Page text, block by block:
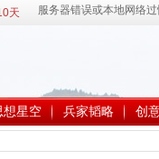
天
想星空 兵家韬略 创